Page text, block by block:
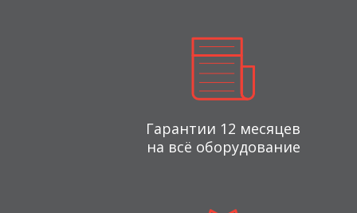
Гарантии 12 месяцев
на всё оборудование